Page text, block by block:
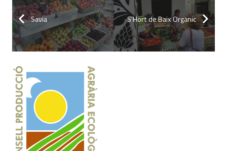
Savia S’Hort de Baix Orgànic